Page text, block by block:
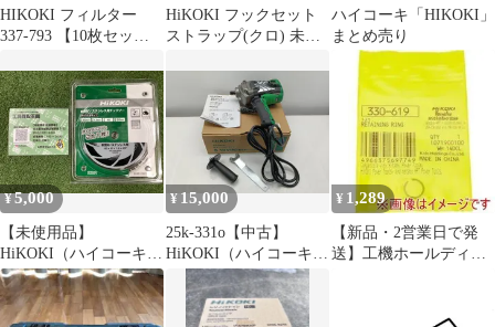
HIKOKI フィルター
337-793 【10枚セッ
HiKOKI フックセット
ストラップ(クロ) 未使
ハイコーキ「HIKOKI」
まとめ売り
¥5,000
【未使用品】
HiKOKI（ハイコーキ）
0040-2523 外径180mm/
刃数48【軟鋼材・ステ
ンレス用】
¥ 15,000
25k-331o【中古】
HiKOKI（ハイコーキ）
S18V(N) パット無し 電
子ディスクサンダ
¥ 1,289
【新品・2営業日で発
送】工機ホールディン